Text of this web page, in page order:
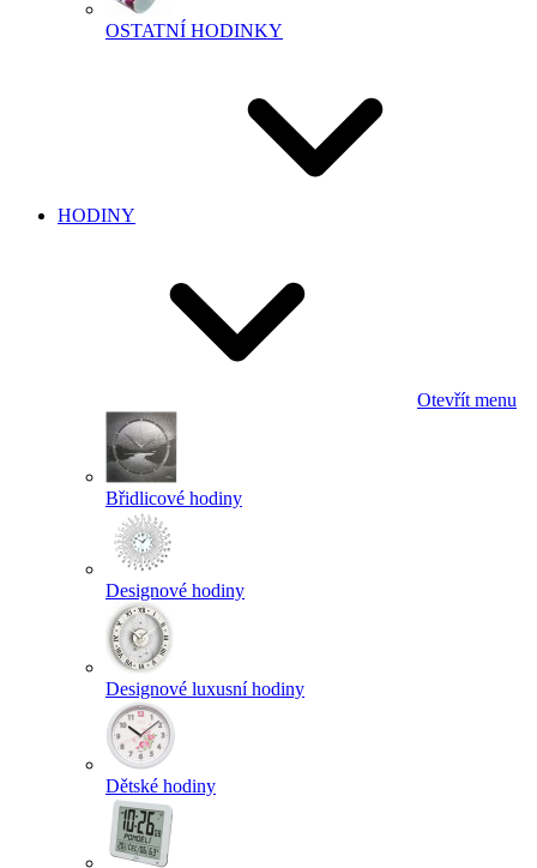
OSTATNÍ HODINKY
HODINY
Otevřít menu
Břidlicové hodiny
Designové hodiny
Designové luxusní hodiny
Dětské hodiny